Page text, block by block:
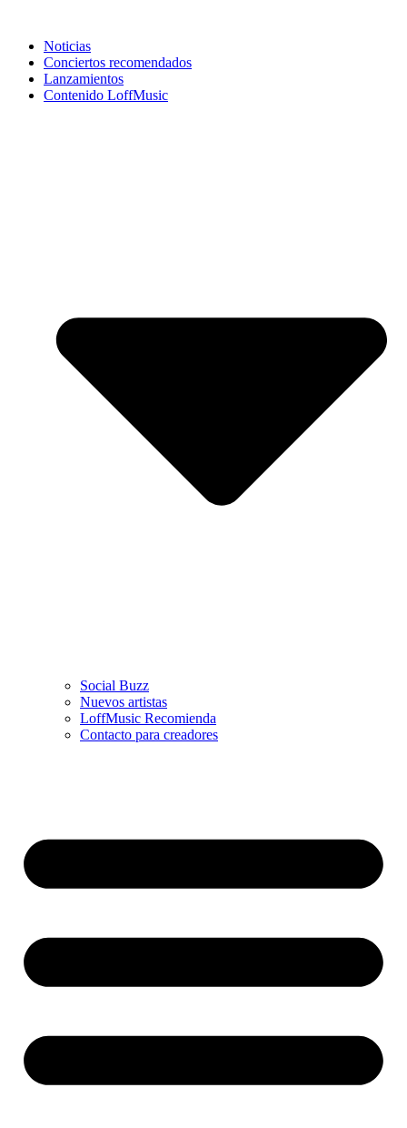
Noticias
Conciertos recomendados
Lanzamientos
Contenido LoffMusic
Social Buzz
Nuevos artistas
LoffMusic Recomienda
Contacto para creadores